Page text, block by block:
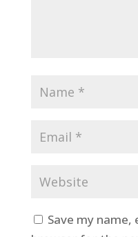
Save my